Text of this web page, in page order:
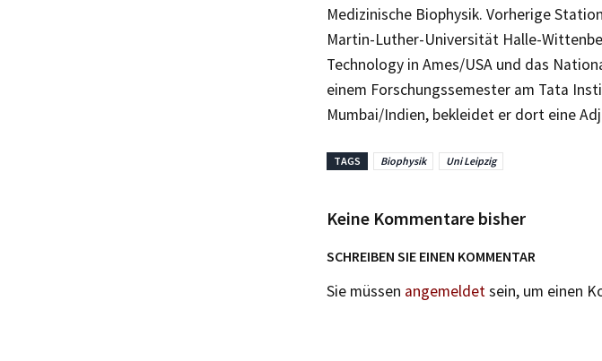
Medizinische Biophysik. Vorherige
Martin-Luther-Universität Halle-
Technology in Ames/USA und das
einem Forschungssemester am Tata
Mumbai/Indien, bekleidet er dort eine
TAGS Biophysik Uni Leipzig
Keine Kommentare bisher
SCHREIBEN SIE EINEN KOMMENTAR
Sie müssen angemeldetsein, um einen